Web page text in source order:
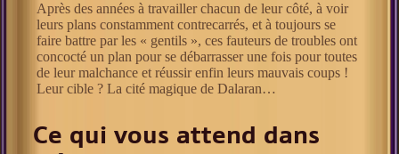
Après des années à travailler chacun de leur côté, à voir
leurs plans constamment contrecarrés, et à toujours se
faire battre par les « gentils », ces fauteurs de troubles ont
concocté un plan pour se débarrasser une fois pour toutes
de leur malchance et réussir enfin leurs mauvais coups !
Leur cible ? La cité magique de Dalaran…
Ce qui vous attend dans